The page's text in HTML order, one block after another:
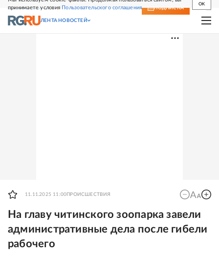
принимаете условия Пользовательского соглашения
OK
СВЕЖИЙ НОМЕР ПОДПИСКА
ЛЕНТА НОВОСТЕЙ
11.11.2025 11:00 ПРОИСШЕСТВИЯ
На главу читинского зоопарка завели
административные дела после гибели
рабочего